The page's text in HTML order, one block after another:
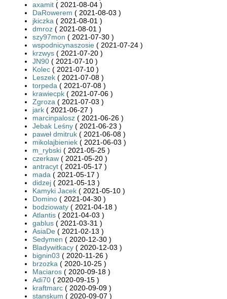
axamit ( 2021-08-04 )
DaRowerem ( 2021-08-03 )
jkiczka ( 2021-08-01 )
dmroz ( 2021-08-01 )
szy97mon ( 2021-07-30 )
wspodnicynaszosie ( 2021-07-24 )
krzwys ( 2021-07-20 )
JN90 ( 2021-07-10 )
Kolec ( 2021-07-10 )
Leszek ( 2021-07-08 )
torpeda ( 2021-07-08 )
krawiecpk ( 2021-07-06 )
Zgroza ( 2021-07-03 )
jark ( 2021-06-27 )
marcinpalosz ( 2021-06-26 )
Jebak Leśny ( 2021-06-23 )
paweł dmitruk ( 2021-06-08 )
mikolajbieniek ( 2021-06-03 )
m_rybski ( 2021-05-25 )
czerkaw ( 2021-05-20 )
antracyt ( 2021-05-17 )
mada ( 2021-05-17 )
didzej ( 2021-05-13 )
Kamyki Jacek ( 2021-05-10 )
Domino ( 2021-04-30 )
bodziowaty ( 2021-04-18 )
Atlantis ( 2021-04-03 )
gablus ( 2021-03-31 )
AsiaDe ( 2021-02-13 )
Sedymen ( 2020-12-30 )
Bladywitkacy ( 2020-12-03 )
bignin03 ( 2020-11-26 )
brzozka ( 2020-10-25 )
Maciaros ( 2020-09-18 )
Adi70 ( 2020-09-15 )
kraftmarc ( 2020-09-09 )
stanskum ( 2020-09-07 )